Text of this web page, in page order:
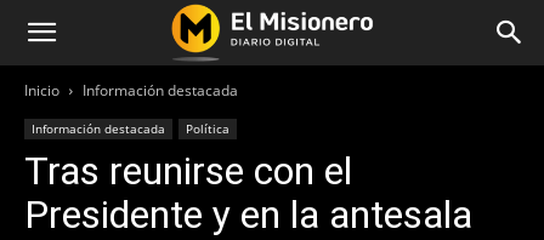
Inicio Información destacada
Información destacada Política
Tras reunirse con el
Presidente y en la antesala